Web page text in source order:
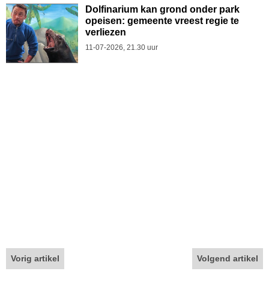
Dolfinarium kan grond onder park
opeisen: gemeente vreest regie te
verliezen
11-07-2026, 21.30 uur
Vorig artikel Volgend artikel